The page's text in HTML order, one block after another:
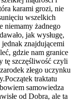
karami grozi, nie
wszelkich
niemamy żadnego
jak wysługę,
znajdującemi
gdzie nam granice
tę szczęśliwość czyli
złego uczynku
traktatu
samowiedza
od Dobra, ale ta